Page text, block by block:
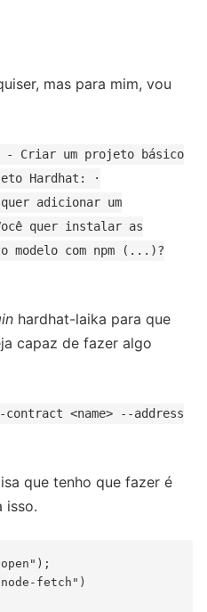
mas para mim, vou
- Criar um projeto básico
Hardhat: ·
adicionar um
quer instalar as
modelo com npm (...)?
hardhat-laika para que
capaz de fazer algo
<name> --address
que tenho que fazer é
isso.
fetch")